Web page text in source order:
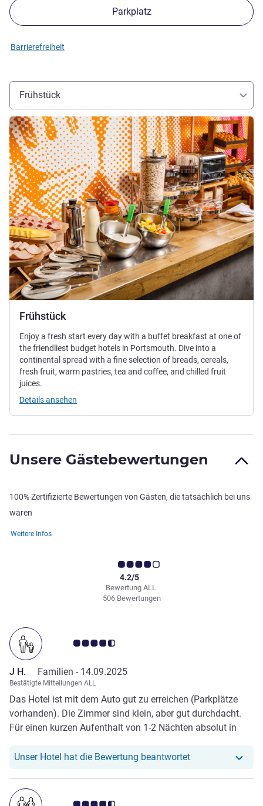
Parkplatz
Barrierefreiheit
Frühstück
Frühstück
Details ansehen
Enjoy a fresh start every day with a buffet breakfast at one of
the friendliest budget hotels in Portsmouth. Dive into a
continental spread with a fine selection of breads, cereals,
fresh fruit, warm pastries, tea and coffee, and chilled fruit
juices.
Details ansehen
Unsere Gästebewertungen
100% Zertifizierte Bewertungen von Gästen, die tatsächlich bei uns
waren
Weitere Infos
Bewertung ALL
4.2/5
506 Bewertungen
Note Kundenmeinungen 4.5/5
J H. Familien - 14.09.2025
Bestätigte Mitteilungen ALL
Das Hotel ist mit dem Auto gut zu erreichen (Parkplätze
vorhanden). Die Zimmer sind klein, aber gut durchdacht.
Für einen kurzen Aufenthalt von 1-2 Nächten absolut in
Begrüßung durch Tina war sehr herzlich, man fühlte sich
Unser Hotel hat die Bewertung beantwortetUnser Hotel hat